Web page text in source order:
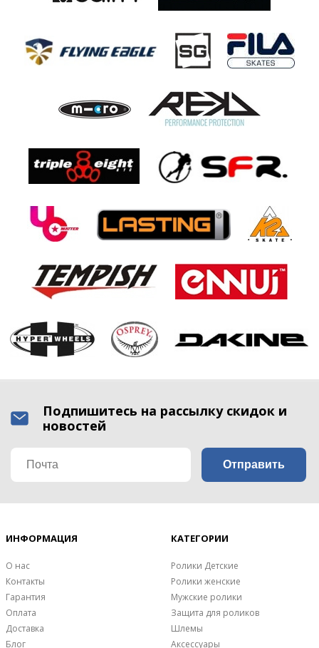
Подпишитесь на рассылку скидок и
новостей
ИНФОРМАЦИЯ
О нас
Контакты
Гарантия
Оплата
Доставка
Блог
КАТЕГОРИИ
Ролики Детские
Ролики женские
Мужские ролики
Защита для роликов
Шлемы
Аксессуары